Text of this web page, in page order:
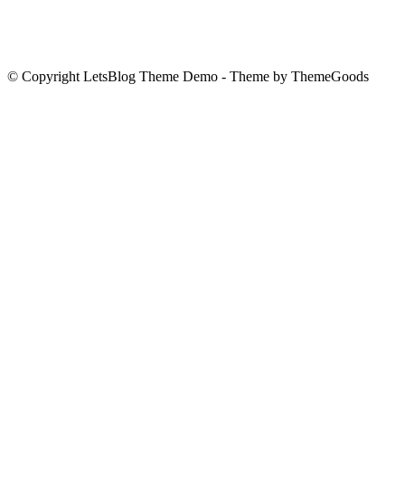
© Copyright LetsBlog Theme Demo - Theme by ThemeGoods